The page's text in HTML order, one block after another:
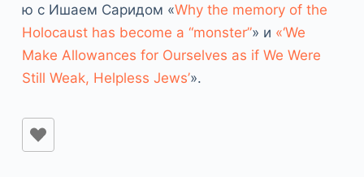
ю с Ишаем Саридом «Why the memory of the
Holocaust has become a “monster”» и «‘We
Make Allowances for Ourselves as if We Were
Still Weak, Helpless Jews’».